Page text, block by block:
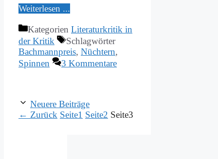
Wei­ter­le­sen ...
Kategorien Literaturkritik in
der Kritik
Schlagwörter
Bachmannpreis, Nüchtern,
Spinnen
3 Kommentare
Neuere Beiträge
← Zurück Seite1 Seite2 Seite3